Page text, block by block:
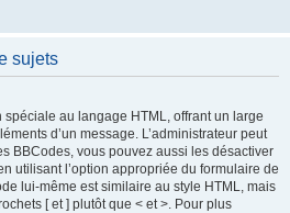
sujets
au langage HTML, offrant un large
d’un message. L’administrateur peut
BBCodes, vous pouvez aussi les désactiver
utilisant l’option appropriée du formulaire de
lui-même est similaire au style HTML, mais
[ et ] plutôt que < et >. Pour plus